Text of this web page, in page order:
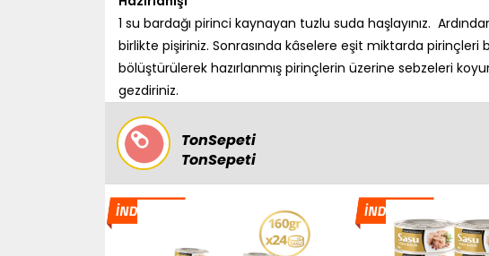
1 su bardağı pirinci kaynayan tuzlu suda haşlayınız.
birlikte pişiriniz. Sonrasında kâselere eşit miktarda
bölüştürülerek hazırlanmış pirinçlerin üzerine sebzeleri
gezdiriniz.
TonSepeti
TonSepeti